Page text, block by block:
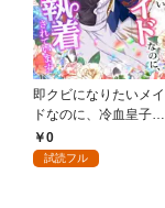
即クビになりたいメイ
ドなのに、冷血皇子に
執着されています第1
話
0
試読フル